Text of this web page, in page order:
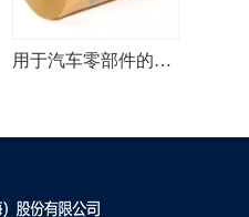
用于汽车零部件的涂层工业 VCI 纸